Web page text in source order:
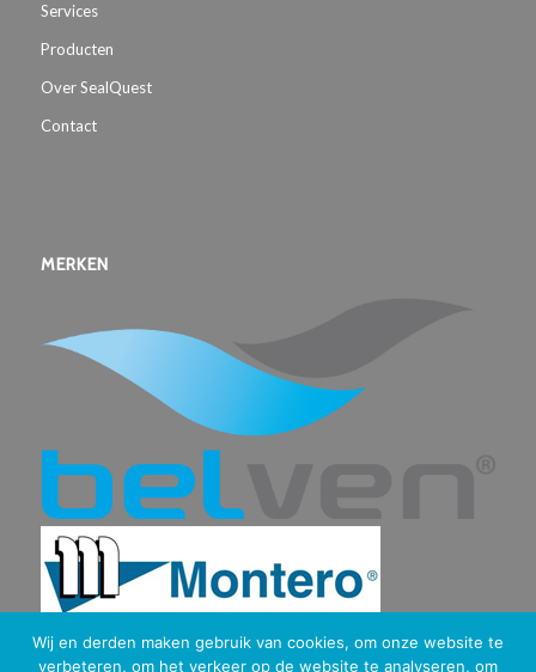
Services
Producten
Over SealQuest
Contact
MERKEN
Wij en derden maken gebruik van cookies, om onze website te
verbeteren, om het verkeer op de website te analyseren, om